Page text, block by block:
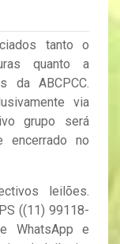
tanto o
quanto a
da ABCPCC.
via
grupo será
encerrado no
leilões.
((11) 99118-
WhatsApp e